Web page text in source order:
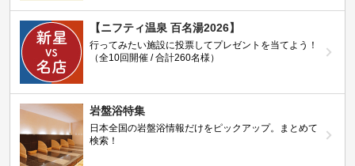
【ニフティ温泉 百名湯2026】
行ってみたい施設に投票してプレゼントを当てよう！
（全10回開催 / 合計260名様）
岩盤浴特集
日本全国の岩盤浴情報だけをピックアップ。まとめて
検索！